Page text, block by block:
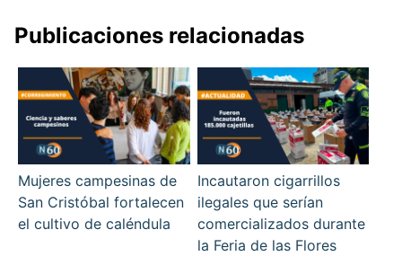
Publicaciones relacionadas
Mujeres campesinas de
San Cristóbal fortalecen
el cultivo de caléndula
Incautaron cigarrillos
ilegales que serían
comercializados durante
la Feria de las Flores